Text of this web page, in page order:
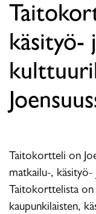
käsityö-
Taitokortteli on
matkailu-,
Taitokorttelista
kaupunkilaisten,